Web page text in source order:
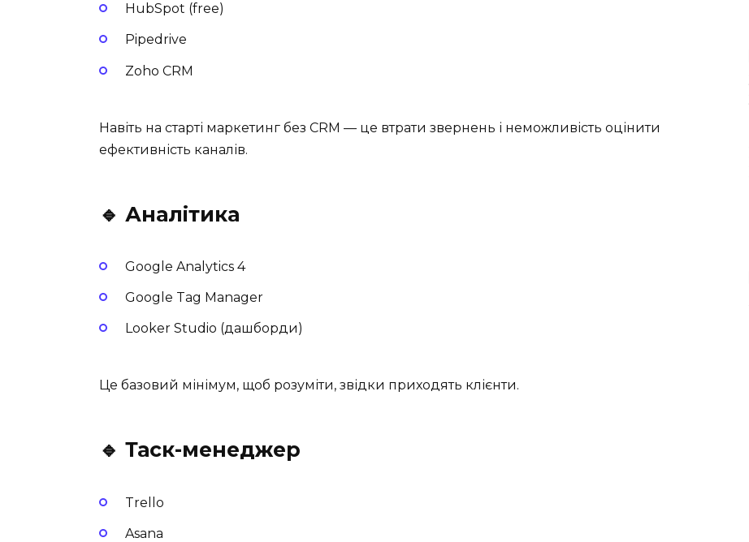
HubSpot (free)
Pipedrive
Zoho CRM
Навіть на старті маркетинг без CRM — це втрати звернень і неможливість оцінити
ефективність каналів.
🔹 Аналітика
Google Analytics 4
Google Tag Manager
Looker Studio (дашборди)
Це базовий мінімум, щоб розуміти, звідки приходять клієнти.
🔹 Таск-менеджер
Trello
Asana